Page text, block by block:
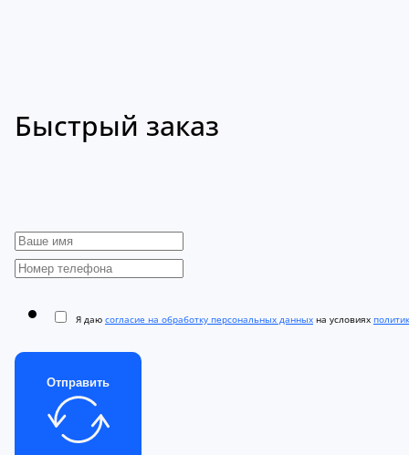
Быстрый заказ
Я даю согласие на обработку персональных данных на условиях
Отправить